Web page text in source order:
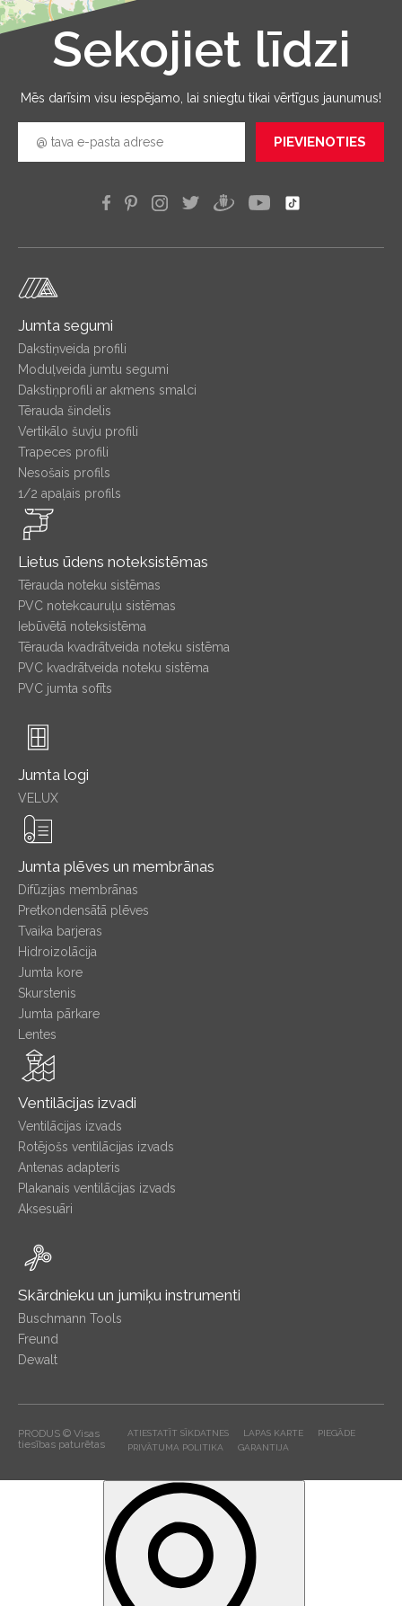
Sekojiet līdzi
Mēs darīsim visu iespējamo, lai sniegtu tikai vērtīgus jaunumus!
PIEVIENOTIES
Jumta segumi
Dakstiņveida profili
Moduļveida jumtu segumi
Dakstiņprofili ar akmens smalci
Tērauda šindelis
Vertikālo šuvju profili
Trapeces profili
Nesošais profils
1/2 apaļais profils
Lietus ūdens noteksistēmas
Tērauda noteku sistēmas
PVC notekcauruļu sistēmas
Iebūvētā noteksistēma
Tērauda kvadrātveida noteku sistēma
PVC kvadrātveida noteku sistēma
PVC jumta sofīts
Jumta logi
VELUX
Jumta plēves un membrānas
Difūzijas membrānas
Pretkondensātā plēves
Tvaika barjeras
Hidroizolācija
Jumta kore
Skurstenis
Jumta pārkare
Lentes
Ventilācijas izvadi
Ventilācijas izvads
Rotējošs ventilācijas izvads
Antenas adapteris
Plakanais ventilācijas izvads
Aksesuāri
Skārdnieku un jumiķu instrumenti
Buschmann Tools
Freund
Dewalt
PRODUS © Visas
tiesības paturētas
ATIESTATĪT SĪKDATNES LAPAS KARTE
PIEGĀDE
PRIVĀTUMA POLITIKA
GARANTIJA